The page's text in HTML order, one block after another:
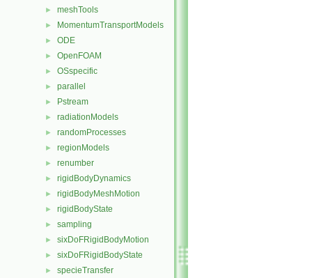
► meshTools
► MomentumTransportModels
► ODE
► OpenFOAM
► OSspecific
► parallel
► Pstream
► radiationModels
► randomProcesses
► regionModels
► renumber
► rigidBodyDynamics
► rigidBodyMeshMotion
► rigidBodyState
► sampling
► sixDoFRigidBodyMotion
► sixDoFRigidBodyState
► specieTransfer